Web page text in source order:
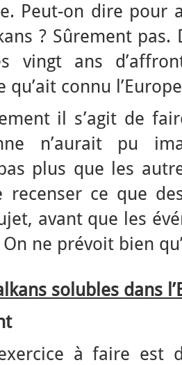
Peut-on dire pour
? Sûrement
vingt ans
qu’ait connu
il s’agit de
n’aurait pu
plus que les
recenser ce que
avant que les
ne prévoit bien
solubles dans
à faire est